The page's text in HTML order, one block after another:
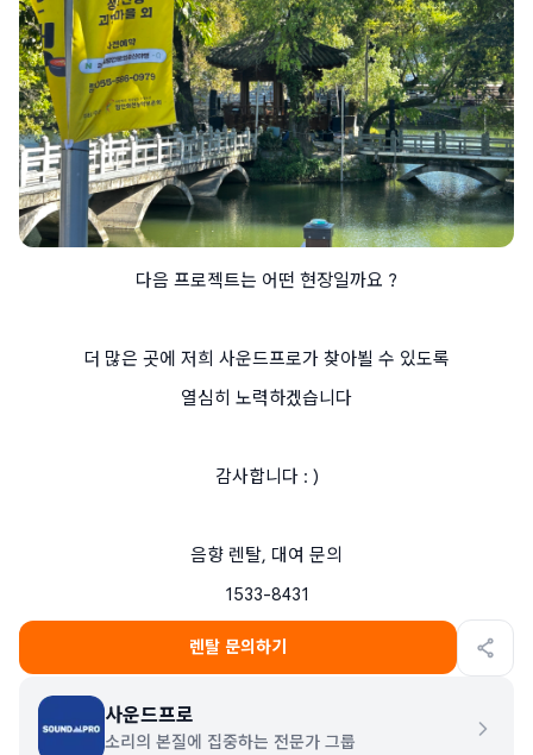
다음 프로젝트는 어떤 현장일까요 ?
더 많은 곳에 저희 사운드프로가 찾아뵐 수 있도록
열심히 노력하겠습니다
감사합니다 : )
음향 렌탈, 대여 문의
1533-8431
렌탈 문의하기
사운드프로
소리의 본질에 집중하는 전문가 그룹